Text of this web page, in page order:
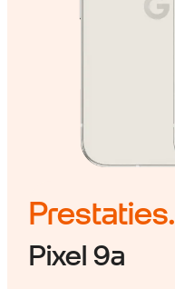
Prestaties.
Pixel 9a